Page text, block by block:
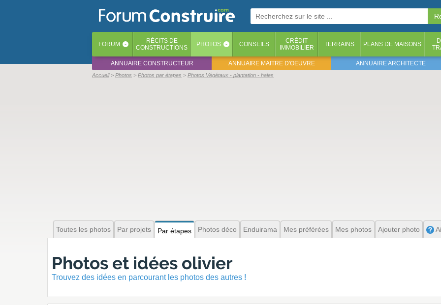
FORUM ‹ RÉCITS DE
CONSTRUCTIONS
PHOTOS ‹ CONSEILS
CRÉDIT
IMMOBILIER
TERRAINS PLANS DE MAISONS
ANNUAIRE CONSTRUCTEUR ANNUAIRE MAITRE D'OEUVRE ANNUAIRE ARCHITECTE
Accueil Photos Photos par étapes Photos Végétaux - plantation - haies
Toutes les photos Par projets Par étapes Photos déco Enduirama Mes préférées Mes photos Ajouter photo
Photos et idées olivier
Trouvez des idées en parcourant les photos des autres !